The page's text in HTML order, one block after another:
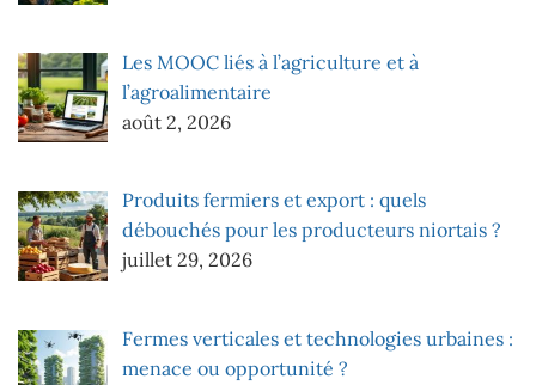
Les MOOC liés à l’agriculture et à
l’agroalimentaire
août 2, 2026
Produits fermiers et export : quels
débouchés pour les producteurs niortais ?
juillet 29, 2026
Fermes verticales et technologies urbaines :
menace ou opportunité ?